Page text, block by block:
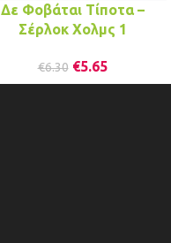
Δε Φοβάται Τίποτα –
Σέρλοκ Χολμς 1
€6.30 €5.65